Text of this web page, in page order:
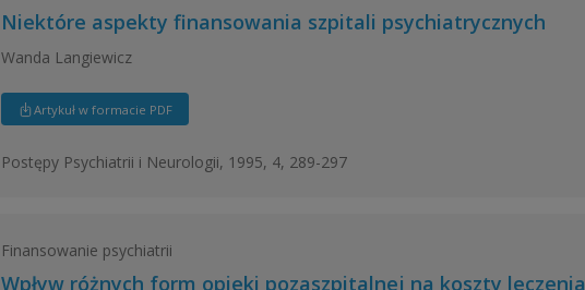
Niektóre aspekty finansowania szpitali psychiatrycznych
Wanda Langiewicz
Artykuł w formacie PDF
Postępy Psychiatrii i Neurologii, 1995, 4, 289-297
Finansowanie psychiatrii
Wpływ różnych form opieki pozaszpitalnej na koszty